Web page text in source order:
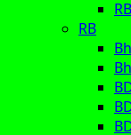
RB